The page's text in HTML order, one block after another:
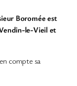
Boromée est
le-Vieil et
compte sa